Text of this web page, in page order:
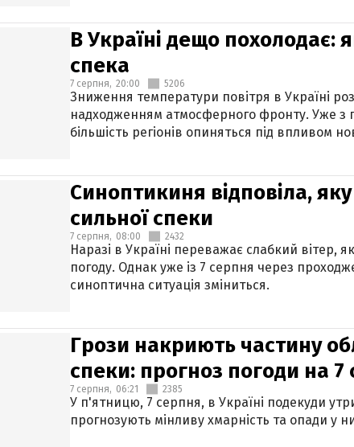
В Україні дещо похолодає:
спека
7 серпня, 20:00 5206
Зниження температури повітря в Україні
надходженням атмосферного фронту. Уже з
більшість регіонів опиняться під впливом
Синоптикиня відповіла,
сильної спеки
7 серпня, 08:00 2432
Наразі в Україні переважає слабкий вітер,
погоду. Однак уже із 7 серпня через
синоптична ситуація зміниться.
Грози накриють частину
спеки: прогноз погоди на 7
7 серпня, 06:21 2385
У п'ятницю, 7 серпня, в Україні подекуди
прогнозують мінливу хмарність та опади у